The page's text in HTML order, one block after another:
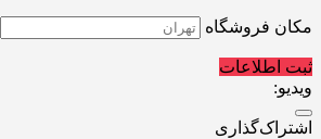
مکان فروشگاه
ثبت اطلاعات
ویدیو:
اشتراک‌گذاری